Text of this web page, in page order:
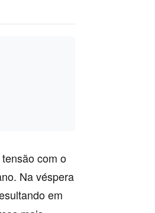
com o
Na véspera
em